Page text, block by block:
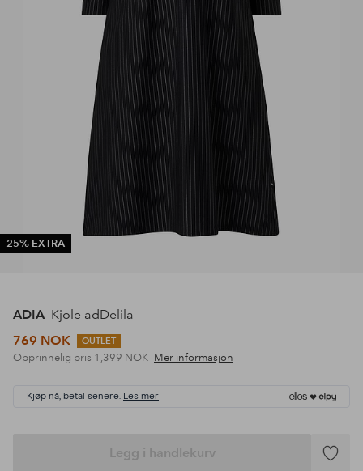
25% EXTRA
ADIA Kjole adDelila
769 NOK
OUTLET
Opprinnelig pris 1,399 NOK Mer informasjon
Kjøp nå, betal senere. Les mer
Legg i handlekurv
Legg